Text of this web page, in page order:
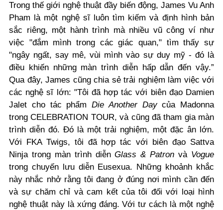
Trong thế giới nghệ thuật đầy biến động, James Vu Anh
Pham là một nghệ sĩ luôn tìm kiếm và định hình bản
sắc riêng, một hành trình mà nhiều vũ công ví như
việc "đắm mình trong các giác quan," tìm thấy sự
"ngây ngất, say mê, vùi mình vào sự duy mỹ - đó là
điều khiến những màn trình diễn hấp dẫn đến vậy.”
Qua đây, James cũng chia sẻ trải nghiệm làm việc với
các nghệ sĩ lớn: "Tôi đã hợp tác với biên đạo Damien
Jalet cho tác phẩm Die Another Daycủa Madonna
trong CELEBRATION TOUR, và cũng đã tham gia màn
trình diễn đó. Đó là một trải nghiệm, một đặc ân lớn.
Với FKA Twigs, tôi đã hợp tác với biên đạo Sattva
Ninja trong màn trình diễnGlass & Patronvà Vogue
trong chuyến lưu diễn Eusexua. Những khoảnh khắc
này nhắc nhở rằng tôi đang ở đúng nơi mình cần đến
và sự chăm chỉ và cam kết của tôi đối với loại hình
nghệ thuật này là xứng đáng. Với tư cách là một nghệ